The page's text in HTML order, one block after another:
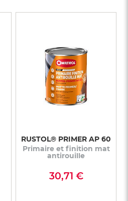
RUSTOL® PRIMER AP 60
Primaire et finition mat
antirouille
30,71 €